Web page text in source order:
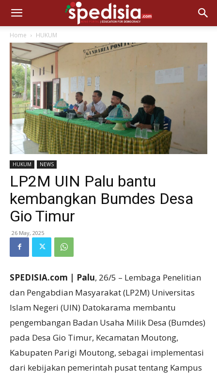
Home HUKUM
HUKUM NEWS
LP2M UIN Palu bantu
kembangkan Bumdes Desa
Gio Timur
26 May, 2025
SPEDISIA.com | Palu, 26/5 – Lembaga Penelitian
dan Pengabdian Masyarakat (LP2M) Universitas
Islam Negeri (UIN) Datokarama membantu
pengembangan Badan Usaha Milik Desa (Bumdes)
pada Desa Gio Timur, Kecamatan Moutong,
Kabupaten Parigi Moutong, sebagai implementasi
dari kebijakan pemerintah pusat tentang Kampus